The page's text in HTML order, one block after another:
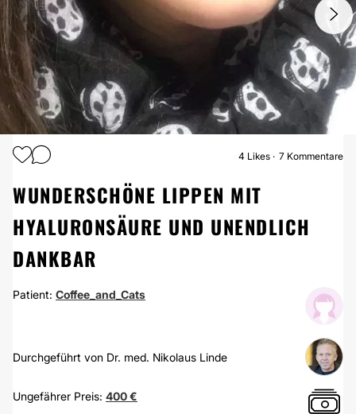
LIPPENVERGRÖSSERUNG MIT HYALURONSÄURE
4 Likes 7 Kommentare
WUNDERSCHÖNE LIPPEN MIT
HYALURONSÄURE UND UNENDLICH
DANKBAR
Patient: Coffee_and_Cats
Durchgeführt von Dr. med. Nikolaus Linde
Ungefährer Preis: 400 €